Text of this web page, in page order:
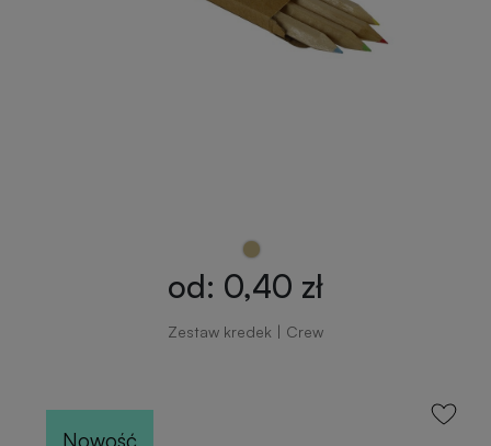
od: 0,40 zł
Zestaw kredek | Crew